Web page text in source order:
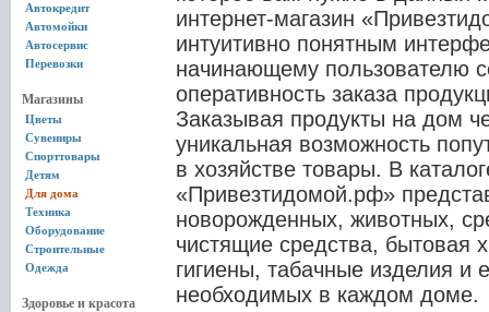
Автокредит
Автомойки
Автосервис
Перевозки
Магазины
Цветы
Сувениры
Спорттовары
Детям
Для дома
Техника
Оборудование
Строительные
Одежда
Здоровье и красота
интернет-магазин
интуитивно понятным
начинающему пользователю
оперативность заказа
Заказывая продукты на дом
уникальная возможность
в хозяйстве товары. В
«Привезтидомой.рф»
новорожденных, животных,
чистящие средства, бытовая
гигиены, табачные изделия
необходимых в каждом доме.